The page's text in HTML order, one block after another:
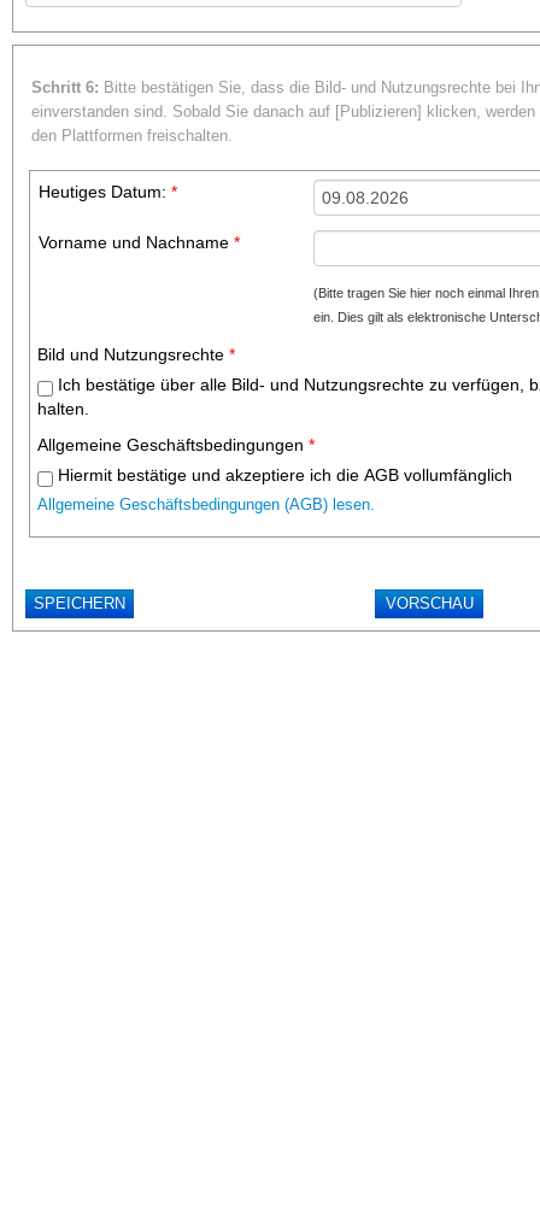
Schritt 6: Bitte bestätigen Sie, dass die Bild- und Nutzungsrechte bei
einverstanden sind. Sobald Sie danach auf [Publizieren] klicken,
den Plattformen freischalten.
Heutiges Datum: *
Vorname und Nachname *
(Bitte tragen Sie hier noch einmal
ein. Dies gilt als elektronische
Bild und Nutzungsrechte *
Ich bestätige über alle Bild- und Nutzungsrechte zu verfügen,
halten.
Allgemeine Geschäftsbedingungen *
Hiermit bestätige und akzeptiere ich die AGB vollumfänglich
Allgemeine Geschäftsbedingungen (AGB) lesen.